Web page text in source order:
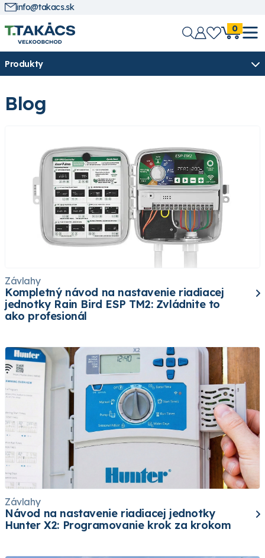
info@takacs.sk
0
Produkty
Blog
Závlahy
Kompletný návod na nastavenie riadiacej
jednotky Rain Bird ESP TM2: Zvládnite to
ako profesionál
Závlahy
Návod na nastavenie riadiacej jednotky
Hunter X2: Programovanie krok za krokom